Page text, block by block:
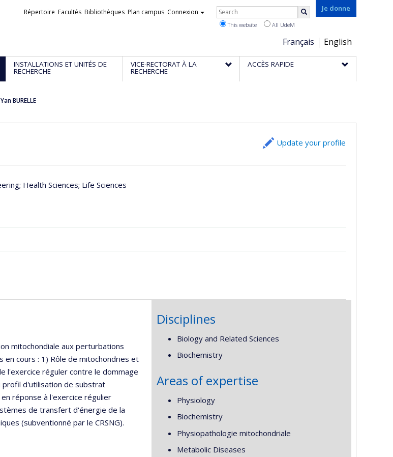
Je donne
Choix
de
la
Français English
Liens
Répertoire Facultés Bibliothèques Plan campus Connexion Rechercher
This website All UdeM
INSTALLATIONS ET UNITÉS DE
RECHERCHE
VICE-RECTORAT À LA
RECHERCHE
ACCÈS RAPIDE
Yan BURELLE
Update your profile
; Health Sciences; Life Sciences
mitochondiale aux perturbations
cours : 1) Rôle de mitochondries et
l'exercice réguler contre le dommage
profil d'utilisation de substrat
réponse à l'exercice régulier
de transfert d'énergie de la
(subventionné par le CRSNG).
Disciplines
Biology and Related Sciences
Biochemistry
Areas of expertise
Physiology
Biochemistry
Physiopathologie mitochondriale
Metabolic Diseases